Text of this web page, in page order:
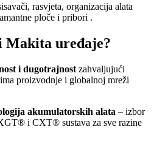
rasvjeta, organizacija alata
ploče i pribori .
Makita uređaje?
i dugotrajnost zahvaljujući
proizvodnje i globalnoj mreži
akumulatorskih alata – izbor
i CXT® sustava za sve razine